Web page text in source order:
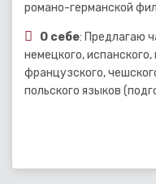
романо-германской
О себе: Предлагаю
немецкого, испанского,
французского,
польского языков